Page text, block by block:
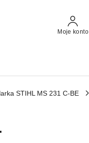
Moje konto
STIHL MS 231 C-BE